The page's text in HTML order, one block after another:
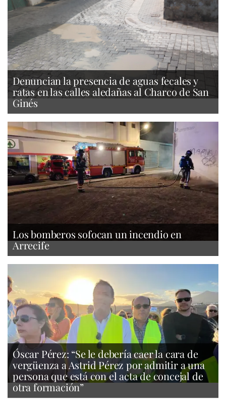
Denuncian la presencia de aguas fecales y
ratas en las calles aledañas al Charco de San
Ginés
Los bomberos sofocan un incendio en
Arrecife
Óscar Pérez: “Se le debería caer la cara de
vergüenza a Astrid Pérez por admitir a una
persona que está con el acta de concejal de
otra formación”